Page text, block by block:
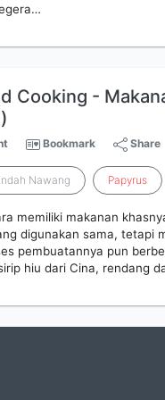
Cooking -
Bookmark Share
Nawang Papyrus
memiliki makanan
digunakan sama, tetapi
pembuatannya pun
hiu dari Cina, rendang